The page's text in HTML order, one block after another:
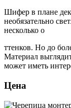
Шифер в плане
необязательно
несколько о
ттенков. Но до
Материал
может иметь
Цена